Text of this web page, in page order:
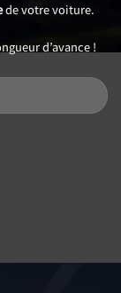
de votre voiture.
d’avance !